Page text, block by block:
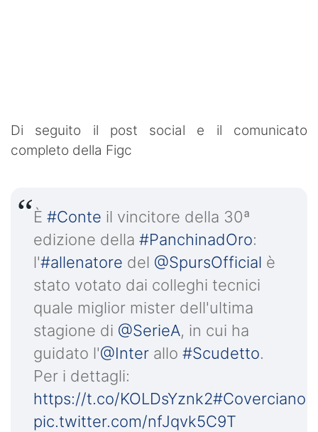
Di seguito il post social e il comunicato
completo della Figc
È #Conte il vincitore della 30ª
edizione della #PanchinadOro:
l'#allenatore del @SpursOfficial è
stato votato dai colleghi tecnici
quale miglior mister dell'ultima
stagione di @SerieA, in cui ha
guidato l'@Inter allo #Scudetto.
Per i dettagli:
https://t.co/KOLDsYznk2#Coverciano
pic.twitter.com/nfJqvk5C9T